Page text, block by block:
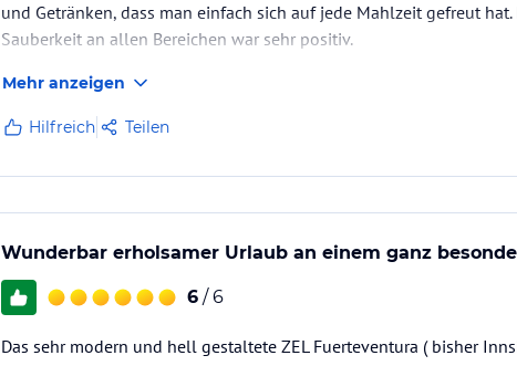
und Getränken, dass man einfach sich auf jede Mahlzeit gefreut
Sauberkeit an allen Bereichen war sehr positiv.
Mehr anzeigen
Hilfreich Teilen
Wunderbar erholsamer Urlaub an einem ganz
6 / 6
Das sehr modern und hell gestaltete ZEL Fuerteventura ( bisher